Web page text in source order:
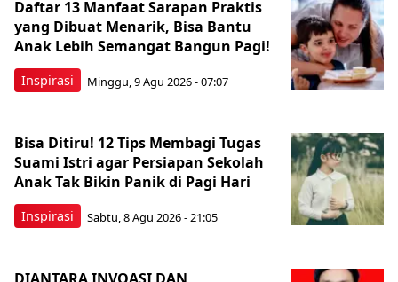
Inspirasi
Daftar 13 Manfaat Sarapan Praktis
yang Dibuat Menarik, Bisa Bantu
Anak Lebih Semangat Bangun Pagi!
Minggu, 9 Agu 2026 - 07:07
Inspirasi
Bisa Ditiru! 12 Tips Membagi Tugas
Suami Istri agar Persiapan Sekolah
Anak Tak Bikin Panik di Pagi Hari
Sabtu, 8 Agu 2026 - 21:05